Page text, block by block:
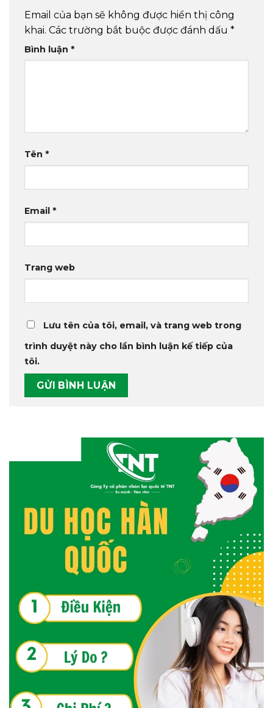
Email của bạn sẽ không được hiển thị công
khai. Các trường bắt buộc được đánh dấu *
Bình luận *
Tên *
Email *
Trang web
Lưu tên của tôi, email, và trang web trong
trình duyệt này cho lần bình luận kế tiếp của
tôi.